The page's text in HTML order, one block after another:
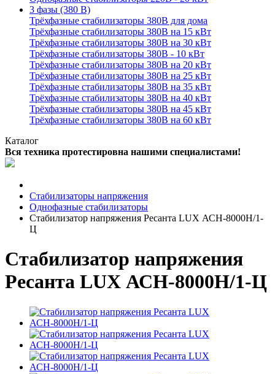
3 фазы (380 В)
Трёхфазные стабилизаторы 380В для дома
Трёхфазные стабилизаторы 380В на 15 кВт
Трёхфазные стабилизаторы 380В на 30 кВт
Трёхфазные стабилизаторы 380В - 10 кВт
Трёхфазные стабилизаторы 380В на 20 кВт
Трёхфазные стабилизаторы 380В на 25 кВт
Трёхфазные стабилизаторы 380В на 35 кВт
Трёхфазные стабилизаторы 380В на 40 кВт
Трёхфазные стабилизаторы 380В на 45 кВт
Трёхфазные стабилизаторы 380В на 60 кВт
Каталог
Вся техника протестировна нашими специалистами!
Стабилизаторы напряжения
Однофазные стабилизаторы
Стабилизатор напряжения Ресанта LUX АСН-8000Н/1-
Ц
Стабилизатор напряжения
Ресанта LUX АСН-8000Н/1-Ц